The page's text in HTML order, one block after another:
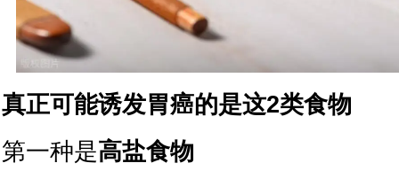
真正可能诱发胃癌的是这2类食物
第一种是高盐食物